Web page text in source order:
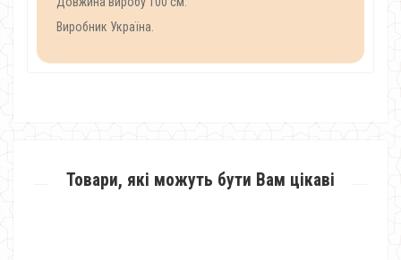
Виробник Україна.
Товари, які можуть бути Вам цікаві